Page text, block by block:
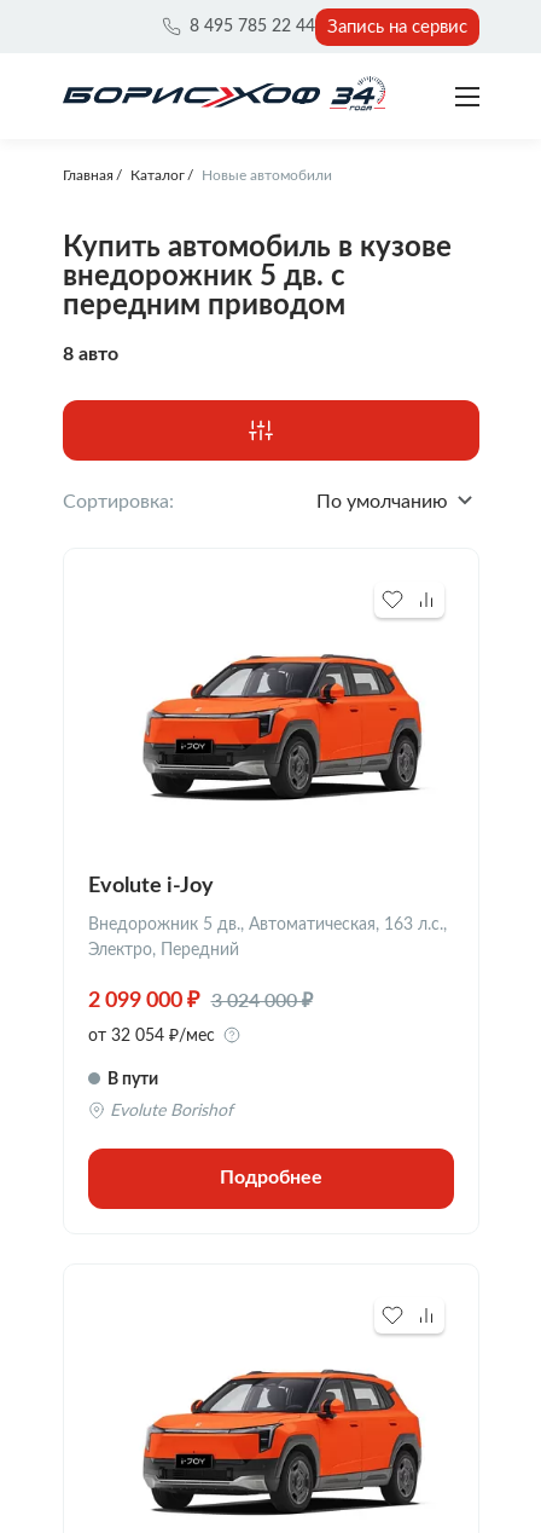
8 495 785 22 44 Запись на сервис
Главная Каталог Новые автомобили
Купить автомобиль в кузове
внедорожник 5 дв. с
передним приводом
8 авто
Сортировка: По умолчанию
Evolute i-Joy
Внедорожник 5 дв., Автоматическая, 163 л.с.,
Электро, Передний
2 099 000 ₽ 3 024 000 ₽
от 32 054 ₽/мес
В пути
Evolute Borishof
Подробнее